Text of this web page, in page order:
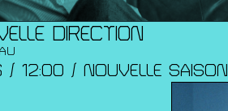
DIRECTION
12:00 / NOUVELLE SAISON